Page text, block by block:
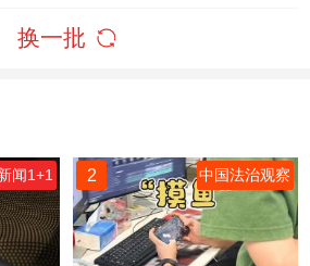
换一批
闻1+1 2 中国法治观察